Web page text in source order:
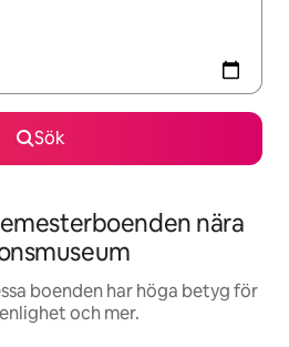
Sök
nära
boenden har höga betyg för
och mer.